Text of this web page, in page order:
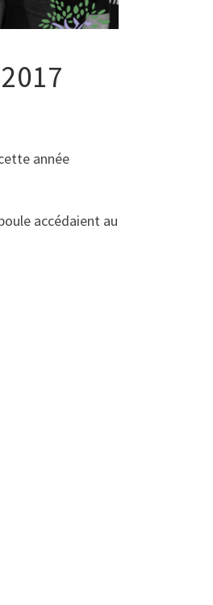
année
accédaient au